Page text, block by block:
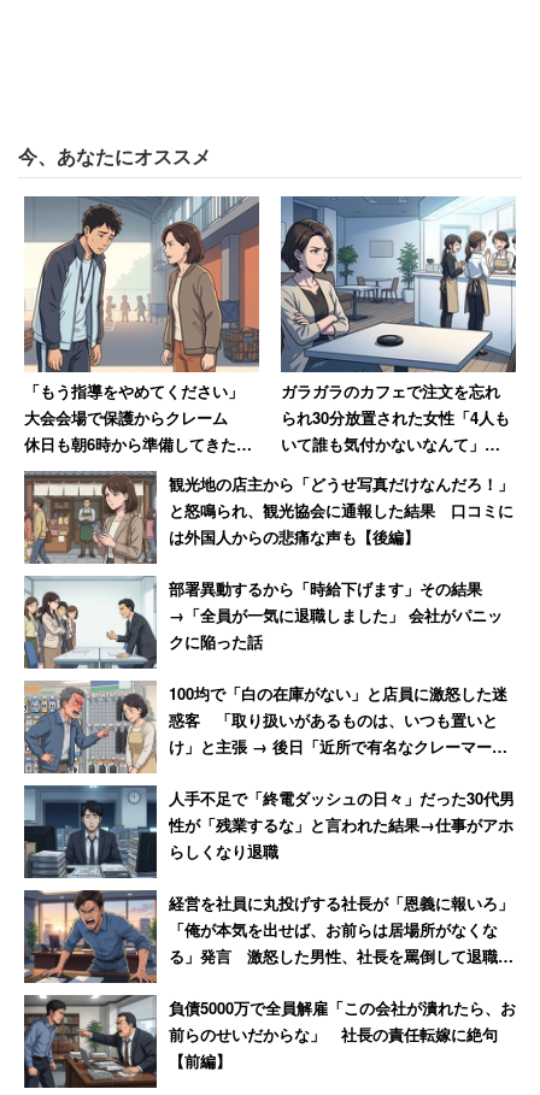
付いているが、これは利用者が個々に調整するほうが良い
だろう。
同社の販売する本革テープ（定価1800円プラス税）も合
わせると、大坂選手仕様に限りなく近いラケットは5万円
以内で完成する。
ラケットもガットも爆売れの予感「ベスト16
入りした頃から問い合わせ増えている」
担当者によると、プロの選手が市販品を使うのはかなり珍
しいことだという。
「通常、契約選手にはまずは市販品を使っていただ
き『シャフトの柔らかさが欲しい』『もう少し飛び
が欲しい』などのフィードバックをもらった上で、
選手ごとにカスタマイズするのが普通です。大坂選
手も、何回か色んなモデルを試しているとは思いま
すが、その中でも一般的な仕様のものを気に入り、
使っているのだと思います」
優勝とグランドスラム達成は、製品の売れ行きにも影響を
与えそうだ。大坂選手がベスト16入りした9月2日頃か
ら、スポーツ用品店からの問い合わせが増えているとい
う。
今、あなたにオススメ
「もう指導をやめてください」
大会会場で保護からクレーム
休日も朝6時から準備してきた部
活動の指導者が思うこと
ガラガラのカフェで注文を忘れ
られ30分放置された女性「4人も
いて誰も気付かないなんて」
→「絶対その店には行かない」
観光地の店主から「どうせ写真だけなんだろ！」
と怒鳴られ、観光協会に通報した結果 口コミに
は外国人からの悲痛な声も【後編】
部署異動するから「時給下げます」その結果
→「全員が一気に退職しました」 会社がパニッ
クに陥った話
100均で「白の在庫がない」と店員に激怒した迷
惑客 「取り扱いがあるものは、いつも置いと
け」と主張 → 後日「近所で有名なクレーマー」
人手不足で「終電ダッシュの日々」だった30代男
性が「残業するな」と言われた結果→仕事がアホ
らしくなり退職
経営を社員に丸投げする社長が「恩義に報いろ」
「俺が本気を出せば、お前らは居場所がなくな
る」発言 激怒した男性、社長を罵倒して退職
負債5000万で全員解雇「この会社が潰れたら、お
前らのせいだからな」 社長の責任転嫁に絶句
【前編】